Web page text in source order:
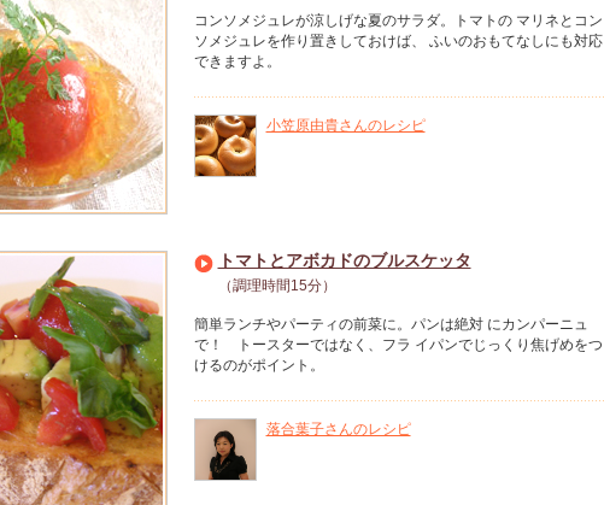
コンソメジュレが涼しげな夏のサラダ。トマトの マリネとコン
ソメジュレを作り置きしておけば、 ふいのおもてなしにも対応
できますよ。
小笠原由貴さんのレシピ
トマトとアボカドのブルスケッタ
（調理時間15分）
簡単ランチやパーティの前菜に。パンは絶対 にカンパーニュ
で！ トースターではなく、フラ イパンでじっくり焦げめをつ
けるのがポイント。
落合葉子さんのレシピ